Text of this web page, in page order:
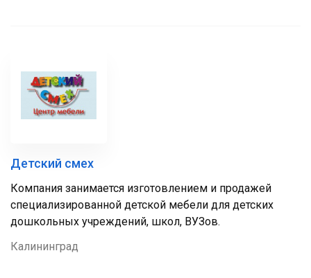
Детский смех
Компания занимается изготовлением и продажей
специализированной детской мебели для детских
дошкольных учреждений, школ, ВУЗов.
Калининград